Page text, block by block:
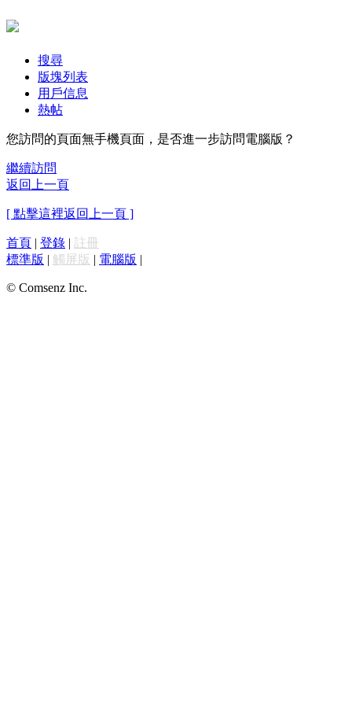
搜尋
版塊列表
用戶信息
熱帖
您訪問的頁面無手機頁面，是否進一步訪問電腦版？
繼續訪問
返回上一頁
[ 點擊這裡返回上一頁 ]
首頁 | 登錄 | 註冊
標準版 | 觸屏版 | 電腦版 |
© Comsenz Inc.